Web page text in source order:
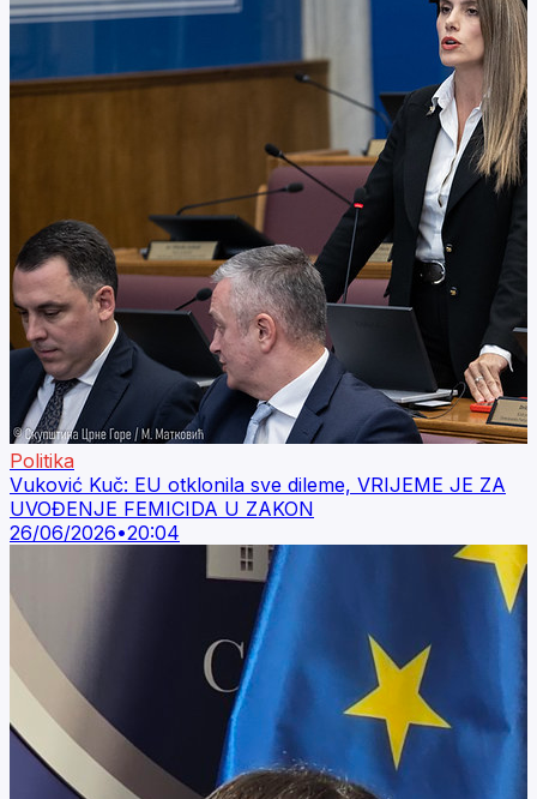
Politika
Vuković Kuč: EU otklonila sve dileme, VRIJEME JE ZA
UVOĐENJE FEMICIDA U ZAKON
26/06/2026•20:04